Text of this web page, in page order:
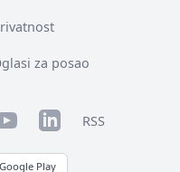
za posao
LinkedInRSS
Google Play